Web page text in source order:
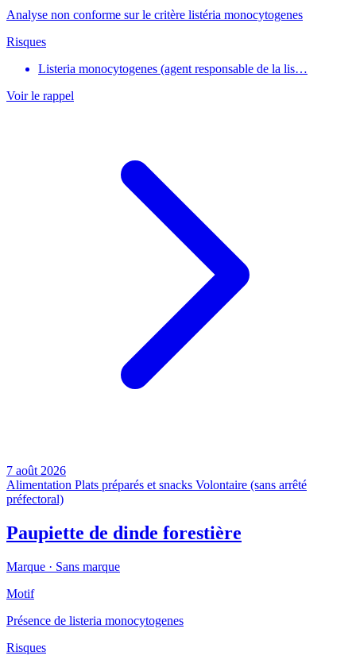
Analyse non conforme sur le critère listéria monocytogenes
Risques
Listeria monocytogenes (agent responsable de la lis…
Voir le rappel
7 août 2026
Alimentation Plats préparés et snacks Volontaire (sans arrêté
préfectoral)
Paupiette de dinde forestière
Marque · Sans marque
Motif
Présence de listeria monocytogenes
Risques